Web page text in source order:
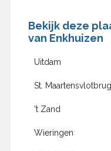
Bekijk deze
van Enkhuizen
Uitdam
St. Maartensvlotbrug
't Zand
Wieringen